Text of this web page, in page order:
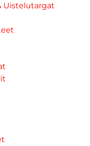
Uistelutargat